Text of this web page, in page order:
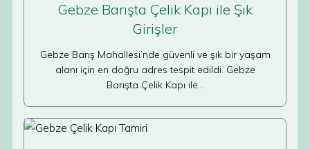
Gebze Barışta Çelik Kapı ile Şık
Girişler
Gebze Barış Mahallesi’nde güvenli ve şık bir yaşam
alanı için en doğru adres tespit edildi. Gebze
Barışta Çelik Kapı ile…